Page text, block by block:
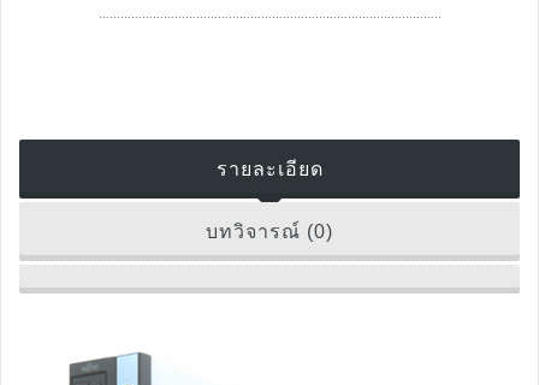
…………………………………………………………………………………..
รายละเอียด
บทวิจารณ์ (0)